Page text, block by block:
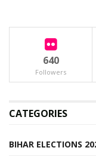
640
Followers
CATEGORIES
BIHAR ELECTIONS